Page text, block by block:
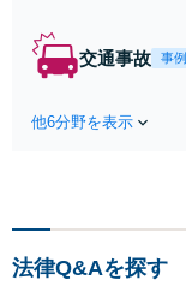
交通事故 事
他6分野を表示
法律Q&Aを探す